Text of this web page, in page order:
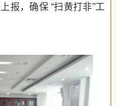
报，确保 “扫黄打非”工